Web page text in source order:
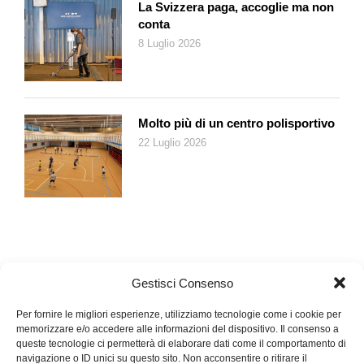
Gestisci Consenso
Per fornire le migliori esperienze, utilizziamo tecnologie come i cookie per
memorizzare e/o accedere alle informazioni del dispositivo. Il consenso a
queste tecnologie ci permetterà di elaborare dati come il comportamento di
navigazione o ID unici su questo sito. Non acconsentire o ritirare il
che avranno la fortuna di sentirsene leggere i versi, empatici
con il testo originale, ma con guizzi folgoranti di creatività
personale, come nell’incantevole chiusa, che vi lasciamo il
piacere di scoprire.
La Svizzera paga, accoglie ma non
conta
8 Luglio 2026
Molto più di un centro polisportivo
22 Luglio 2026